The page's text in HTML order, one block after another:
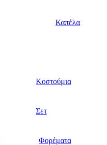
Καπέλα
Κοστούμια
Σετ
Φορέματα